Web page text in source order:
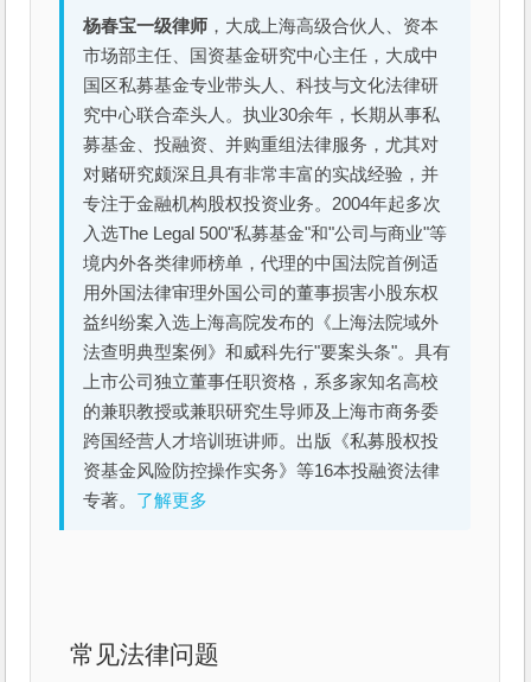
杨春宝一级律师 ，大成上海高级合伙人、资本
市场部主任、国资基金研究中心主任，大成中
国区私募基金专业带头人、科技与文化法律研
究中心联合牵头人。执业30余年，长期从事私
募基金、投融资、并购重组法律服务，尤其对
对赌研究颇深且具有非常丰富的实战经验，并
专注于金融机构股权投资业务。2004年起多次
入选The Legal 500"私募基金"和"公司与商业"等
境内外各类律师榜单，代理的中国法院首例适
用外国法律审理外国公司的董事损害小股东权
益纠纷案入选上海高院发布的《上海法院域外
法查明典型案例》和威科先行"要案头条"。具有
上市公司独立董事任职资格，系多家知名高校
的兼职教授或兼职研究生导师及上海市商务委
跨国经营人才培训班讲师。出版《私募股权投
资基金风险防控操作实务》等16本投融资法律
专著。 了解更多
常见法律问题